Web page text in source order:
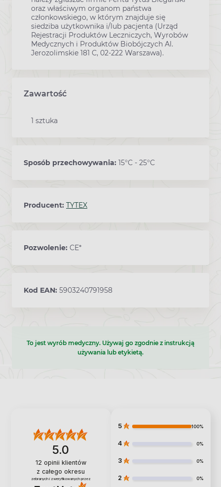
oraz właściwym organom państwa
członkowskiego, w którym znajduje się
siedziba użytkownika i/lub pacjenta (Urząd
Rejestracji Produktów Leczniczych, Wyrobów
Medycznych i Produktów Biobójczych Al.
Jerozolimskie 181 C, 02-222 Warszawa).
Zawartość
1 sztuka
Sposób przechowywania: 15°C - 25°C
Producent: TYTEX
Pozwolenie: CE*
Kod EAN: 5903240791958
To jest wyrób medyczny. Używaj go zgodnie z instrukcją
używania lub etykietą.
5.0
12 opinii klientów
z całego okresu
zebranych i zweryfikowanych przez
5 100%
4 0%
3 0%
2 0%